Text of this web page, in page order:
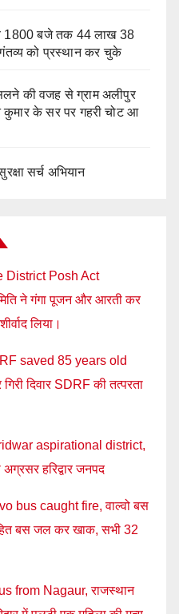
1800 बजे तक 44 लाख 38
को प्रस्थान कर चुके
की वजह से ग्राम अलीपुर
कुमार के सर पर गहरी चोट आ
सर्च अभियान
District Posh Act
ने गंगा पूजन और आरती कर
लिया।
saved 85 years old
दिवार SDRF की तत्परता
aspirational district,
हरिद्वार जनपद
bus caught fire, वाल्वो बस
बस जल कर खाक, सभी 32
from Nagaur, राजस्थान